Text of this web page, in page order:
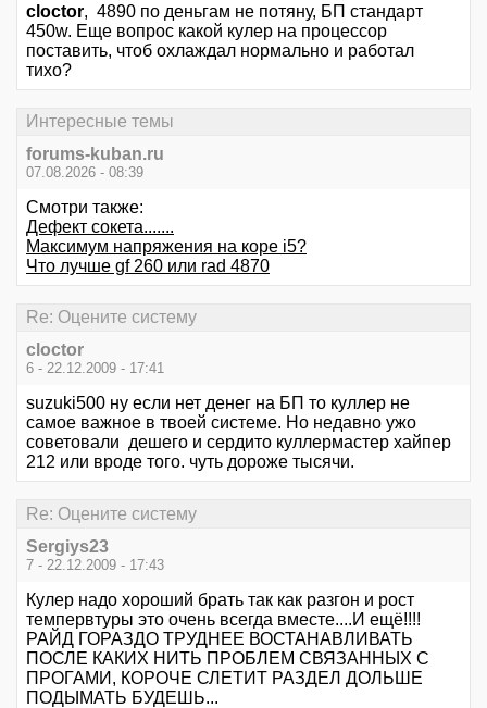
cloctor, 4890 по деньгам не потяну, БП стандарт
450w. Еще вопрос какой кулер на процессор
поставить, чтоб охлаждал нормально и работал
тихо?
Интересные темы
forums-kuban.ru
07.08.2026 - 08:39
Смотри также:
Дефект сокета.......
Максимум напряжения на коре i5?
Что лучше gf 260 или rad 4870
Re: Оцените систему
cloctor
6 - 22.12.2009 - 17:41
suzuki500 ну если нет денег на БП то куллер не
самое важное в твоей системе. Но недавно ужо
советовали дешего и сердито куллермастер хайпер
212 или вроде того. чуть дороже тысячи.
Re: Оцените систему
Sergiys23
7 - 22.12.2009 - 17:43
Кулер надо хороший брать так как разгон и рост
темпервтуры это очень всегда вместе....И ещё!!!!
РАЙД ГОРАЗДО ТРУДНЕЕ ВОСТАНАВЛИВАТЬ
ПОСЛЕ КАКИХ НИТЬ ПРОБЛЕМ СВЯЗАННЫХ С
ПРОГАМИ, КОРОЧЕ СЛЕТИТ РАЗДЕЛ ДОЛЬШЕ
ПОДЫМАТЬ БУДЕШЬ...